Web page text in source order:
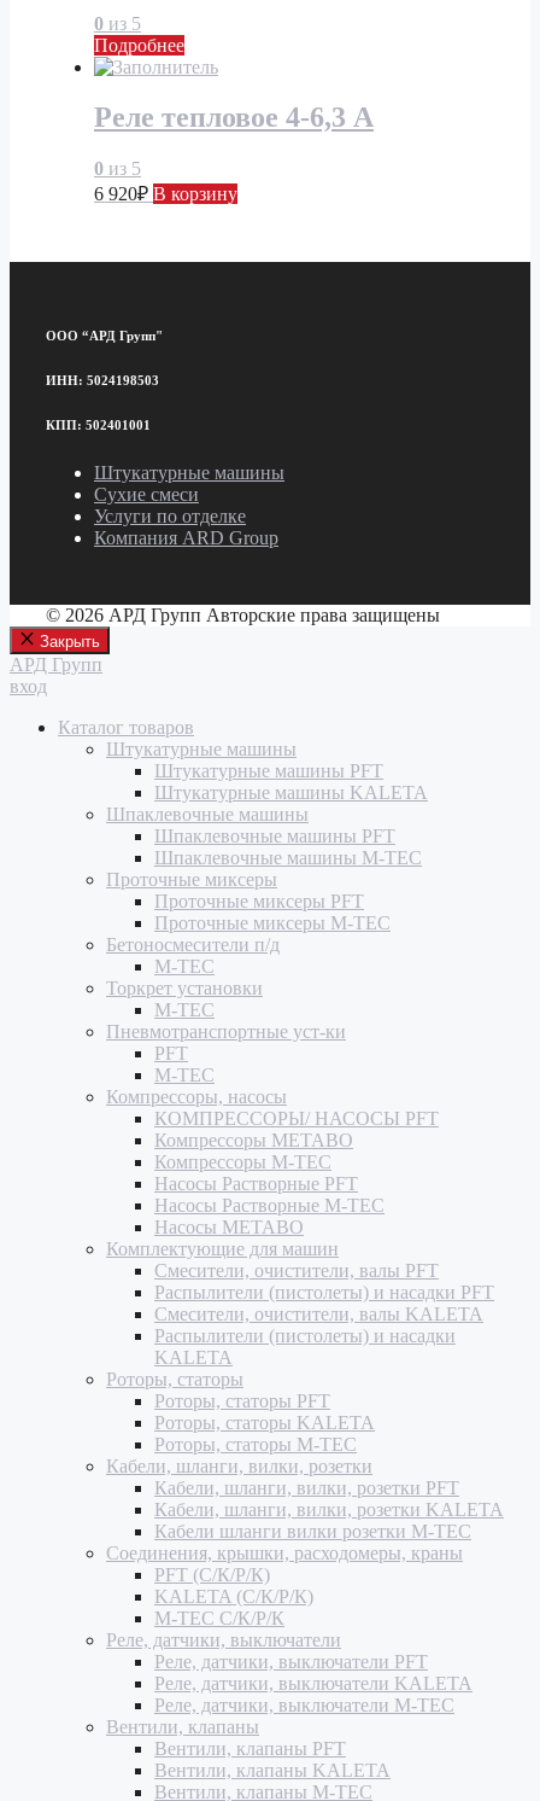
0 из 5
Подробнее
Реле тепловое 4-6,3 А
0 из 5
6 920₽ В корзину
ООО “АРД Групп"
ИНН: 5024198503
КПП: 502401001
Штукатурные машины
Сухие смеси
Услуги по отделке
Компания ARD Group
© 2026 АРД Групп Авторские права защищены
Закрыть
АРД Групп
вход
Каталог товаров
Штукатурные машины
Штукатурные машины PFT
Штукатурные машины KALETA
Шпаклевочные машины
Шпаклевочные машины PFT
Шпаклевочные машины M-TEC
Проточные миксеры
Проточные миксеры PFT
Проточные миксеры M-TEC
Бетоносмесители п/д
M-TEC
Торкрет установки
M-TEC
Пневмотранспортные уст-ки
PFT
M-TEC
Компрессоры, насосы
КОМПРЕССОРЫ/ НАСОСЫ PFT
Компрессоры METABO
Компрессоры M-TEC
Насосы Растворные PFT
Насосы Растворные M-TEC
Насосы METABO
Комплектующие для машин
Смесители, очистители, валы PFT
Распылители (пистолеты) и насадки PFT
Смесители, очистители, валы KALETA
Распылители (пистолеты) и насадки
KALETA
Роторы, статоры
Роторы, статоры PFT
Роторы, статоры KALETA
Роторы, статоры M-TEC
Кабели, шланги, вилки, розетки
Кабели, шланги, вилки, розетки PFT
Кабели, шланги, вилки, розетки KALETA
Кабели шланги вилки розетки M-TEC
Соединения, крышки, расходомеры, краны
PFT (С/К/Р/К)
KALETA (С/К/Р/К)
M-TEC С/К/Р/К
Реле, датчики, выключатели
Реле, датчики, выключатели PFT
Реле, датчики, выключатели KALETA
Реле, датчики, выключатели M-TEC
Вентили, клапаны
Вентили, клапаны PFT
Вентили, клапаны KALETA
Вентили, клапаны M-TEC